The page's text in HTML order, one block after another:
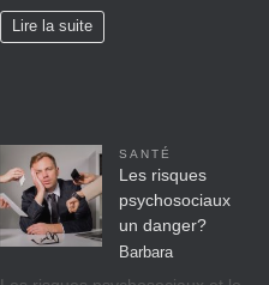
Lire la suite
SANTÉ
Les risques
psychosociaux
un danger?
Barbara